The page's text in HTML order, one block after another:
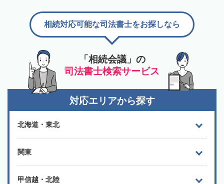
「相続会議」の
司法書士検索サービス
相続対応可能な司法書士をお探しなら
対応エリアから探す
北海道・東北
関東
甲信越・北陸